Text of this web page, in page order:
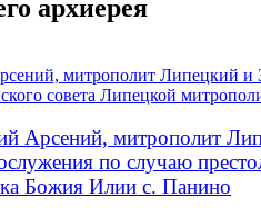
архиерея
митрополит Липецкий и
совета Липецкой
Арсений, митрополит
по случаю
Божия Илии с. Панино